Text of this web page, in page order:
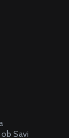
Savi